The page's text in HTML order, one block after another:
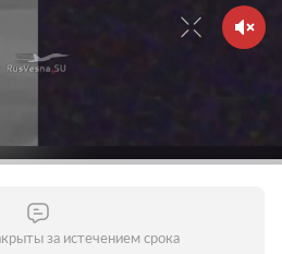
за истечением срока